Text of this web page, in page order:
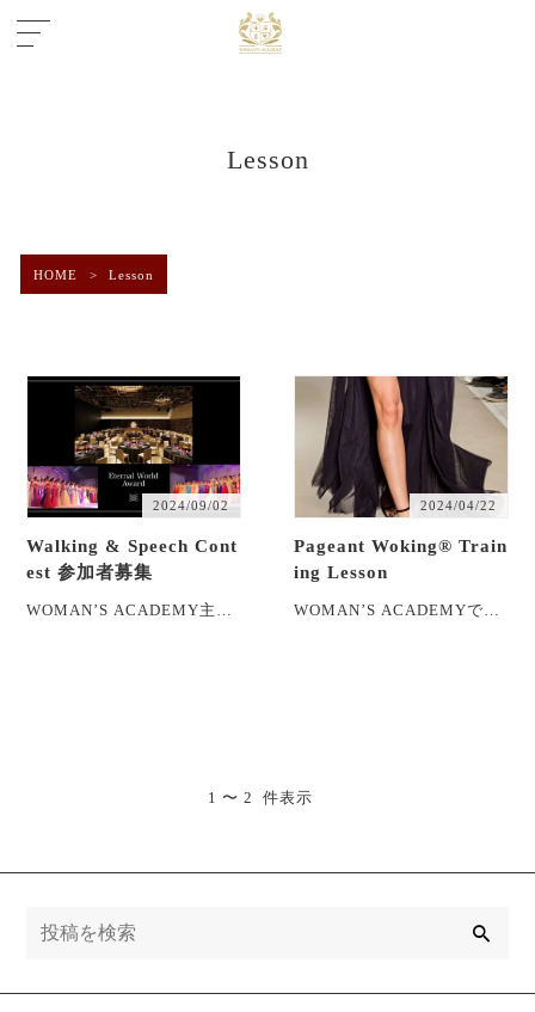
Lesson
HOME > Lesson
2024/09/02
Walking & Speech Cont
est 参加者募集
WOMAN’S ACADEMY主
2024/04/22
Pageant Woking® Train
ing Lesson
WOMAN’S ACADEMYでは
1 〜 2 件表示